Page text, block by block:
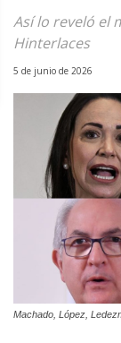
Así lo reveló el
Hinterlaces
5 de junio de 2026
Machado, López,